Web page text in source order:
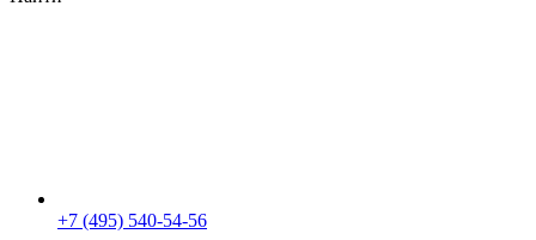
+7 (495) 540-54-56